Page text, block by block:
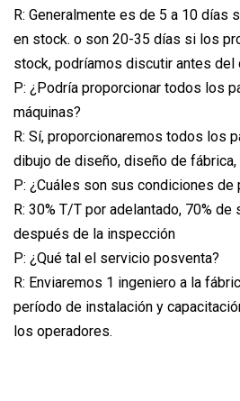
R: Generalmente es de 5 a 10 días
en stock. o son 20-35 días si los
stock, podríamos discutir antes del
P: ¿Podría proporcionar todos los
máquinas?
R: Sí, proporcionaremos todos los
dibujo de diseño, diseño de fábrica,
P: ¿Cuáles son sus condiciones de
R: 30% T/T por adelantado, 70%
después de la inspección
P: ¿Qué tal el servicio posventa?
R: Enviaremos 1 ingeniero a la
período de instalación y
los operadores.